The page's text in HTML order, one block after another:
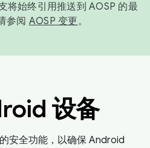
将始终引用推送到 AOSP 的最
参阅 AOSP 变更。
设备
安全功能，以确保 Android